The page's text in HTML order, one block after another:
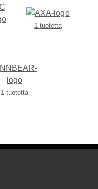
1 tuotetta
1 tuotetta